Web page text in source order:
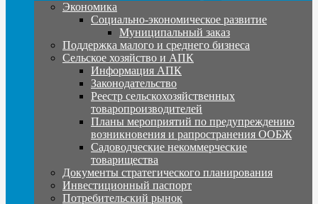
Экономика
Социально-экономическое развитие
Муниципальный заказ
Поддержка малого и среднего бизнеса
Сельское хозяйство и АПК
Информация АПК
Законодательство
Реестр сельскохозяйственных
товаропроизводителей
Планы мероприятий по предупреждению
возникновения и рапространения ООБЖ
Садоводческие некоммерческие
товарищества
Документы стратегического планирования
Инвестиционный паспорт
Потребительский рынок